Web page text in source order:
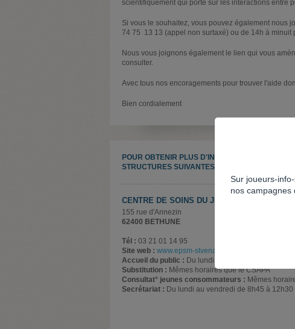
scientifiquement qui porte sur les interactions entre
Si vous le souhaitez, vous pouvez également nous
74 75 13 13 (appel non surtaxé) ou de 14h à minuit
Nous vous joignons également le lien qui vous
consulter.
Avec tous nos encoragements pour trouver l'aide
Bien cordialement
POUR OBTENIR PLUS D'INFORMATIONS,
STRUCTURES SUIVANTES :
CENTRE DE SOINS DU JEU DE PAUME
155 rue d'Annezin
62400 BETHUNE
Tél : 03 21 01 14 95
Site web : www.epsm-stvenant.fr/index.php/offre-
Accueil du public : Du lundi au vendredi de 8h45 à
Substitution : Mêmes horaires que le CSAPA
Consultat° jeunes consommateurs : Mêmes
Secrétariat : Du lundi au vendredi de 8h45 à
Sur joueurs-
nos campagnes